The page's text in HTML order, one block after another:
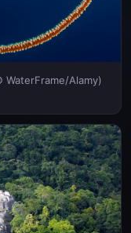
WaterFrame/Alamy)